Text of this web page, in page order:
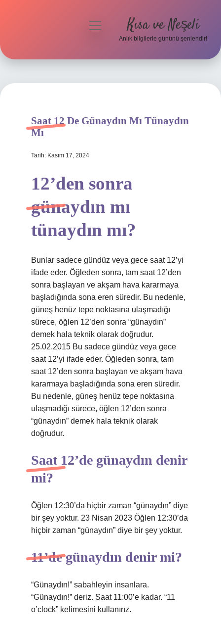
Hakkımızda
menüyü
Kısa ve Neşeli
Anlık bilgilerle gününü şenlendir!
Saat 12 De Günaydın Mı Tünaydın
Mı
Tarih: Kasım 17, 2024
12’den sonra
günaydın mı
tünaydın mı?
Bunlar sadece gündüz veya gece saat 12’yi
ifade eder. Öğleden sonra, tam saat 12’den
sonra başlayan ve akşam hava kararmaya
başladığında sona eren süredir. Bu nedenle,
güneş henüz tepe noktasına ulaşmadığı
sürece, öğlen 12’den sonra “günaydın”
demek hala teknik olarak doğrudur.
25.02.2015 Bu sadece gündüz veya gece
saat 12’yi ifade eder. Öğleden sonra, tam
saat 12’den sonra başlayan ve akşam hava
kararmaya başladığında sona eren süredir.
Bu nedenle, güneş henüz tepe noktasına
ulaşmadığı sürece, öğlen 12’den sonra
“günaydın” demek hala teknik olarak
doğrudur.
Saat 12’de günaydın denir
mi?
Öğlen 12:30’da hiçbir zaman “günaydın” diye
bir şey yoktur. 23 Nisan 2023 Öğlen 12:30’da
hiçbir zaman “günaydın” diye bir şey yoktur.
11’de günaydın denir mi?
“Günaydın!” sabahleyin insanlara.
“Günaydın!” deriz. Saat 11:00’e kadar. “11
o’clock” kelimesini kullanırız.